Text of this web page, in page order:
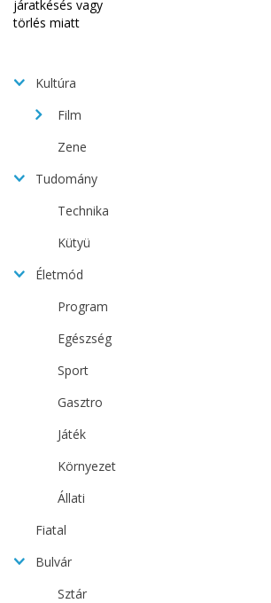
Kultúra
Film
Zene
Tudomány
Technika
Kütyü
Életmód
Program
Egészség
Sport
Gasztro
Játék
Környezet
Állati
Fiatal
Bulvár
Sztár